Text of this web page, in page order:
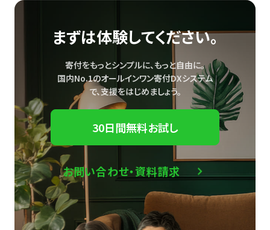
まずは体験してください。
寄付をもっとシンプルに、もっと自由に。
国内No.1のオールインワン寄付DXシステム
で、支援をはじめましょう。
30日間無料お試し
お問い合わせ・資料請求